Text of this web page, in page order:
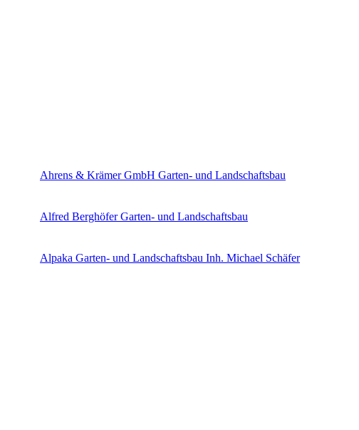
Ahrens & Krämer GmbH Garten- und Landschaftsbau
Alfred Berghöfer Garten- und Landschaftsbau
Alpaka Garten- und Landschaftsbau Inh. Michael Schäfer